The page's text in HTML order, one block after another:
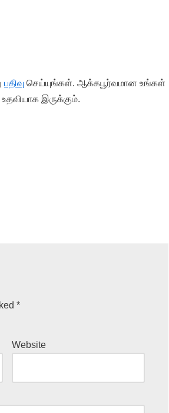
பதிவு செய்யுங்கள். ஆக்கபூர்வமான உங்கள்
இருக்கும்.
*
Website